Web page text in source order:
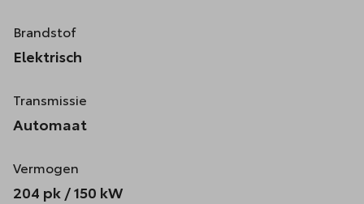
Brandstof
Elektrisch
Transmissie
Automaat
Vermogen
204 pk / 150 kW